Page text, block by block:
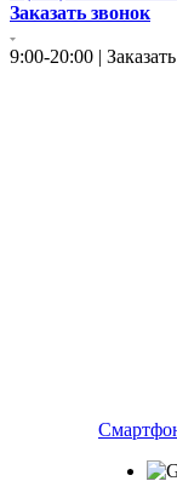
Заказать звонок
9:00-20:00 |